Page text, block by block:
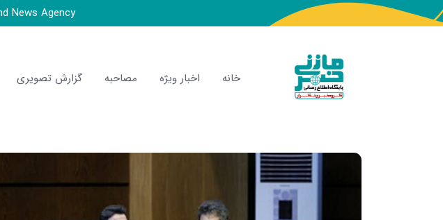
News Agency
خانه اخبار ویژه مصاحبه گزارش تصویری